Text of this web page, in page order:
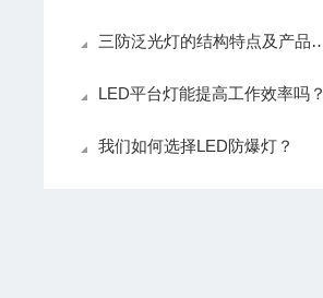
三防泛光灯的结构特点及产品特点介绍
LED平台灯能提高工作效率吗？
我们如何选择LED防爆灯？